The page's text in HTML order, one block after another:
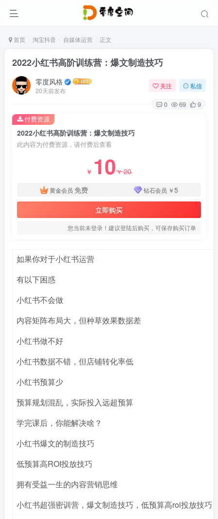
首页 淘宝抖音 自媒体运营 正文
2022小红书高阶训练营：爆文制造技巧
零度风格
20天前发布
关注 私信
0 69 9
2022小红书高阶训练营：爆文制造技巧
此内容为付费资源，请付费后查看
￥ 10￥20
黄金会员 免费 钻石会员 ￥5
立即购买
您当前未登录！建议登陆后购买，可保存购买订单
付费资源
如果你对于小红书运营
有以下困惑
小红书不会做
内容矩阵布局大，但种草效果数据差
小红书做不好
小红书数据不错，但店铺转化率低
小红书预算少
预算规划混乱，实际投入远超预算
学完课后，你能解决啥？
小红书爆文的制造技巧
低预算高ROI投放技巧
拥有受益一生的内容营销思维
小红书超强密训营，爆文制造技巧，低预算高roi投放技巧